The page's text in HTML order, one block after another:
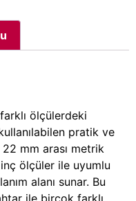
ölçülerdeki
pratik ve
mm arası metrik
ölçüler ile uyumlu
alanı sunar. Bu
ile birçok farklı